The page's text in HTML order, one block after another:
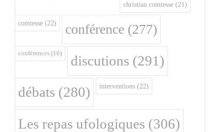
christian comtesse (21)
comtesse (22) conférence (277)
conférences (16) discutions (291)
débats (280) interventions (22)
Les repas ufologiques (306)